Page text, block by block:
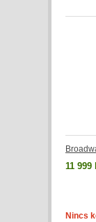
11 999
Nincs